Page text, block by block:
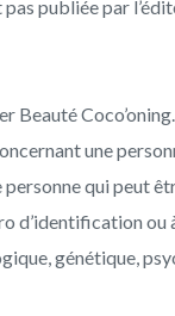
publiée par
Beauté Coco’oning.
une
qui peut
d’identification ou
génétique,